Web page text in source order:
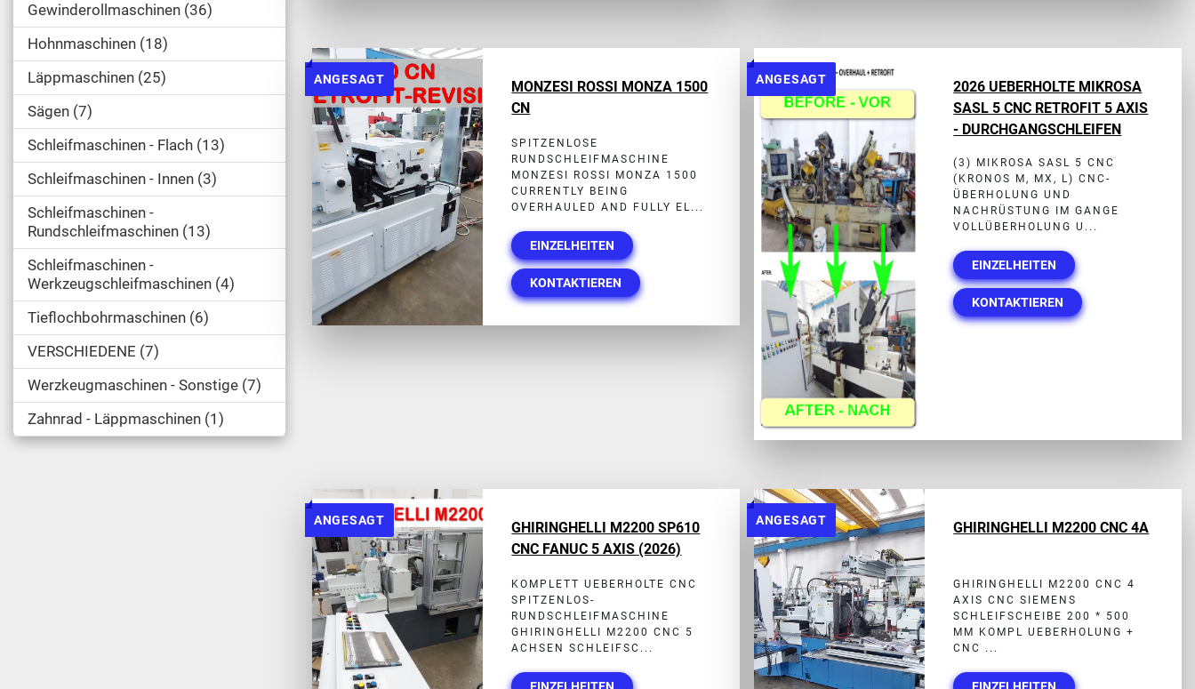
Gewinderollmaschinen 36
Hohnmaschinen 18
Läppmaschinen 25
Sägen 7
Schleifmaschinen - Flach 13
Schleifmaschinen - Innen 3
Schleifmaschinen -
Rundschleifmaschinen 13
Schleifmaschinen -
Werkzeugschleifmaschinen 4
Tieflochbohrmaschinen 6
VERSCHIEDENE 7
Werzkeugmaschinen - Sonstige 7
Zahnrad - Läppmaschinen 1
ANGESAGT
MONZESI ROSSI MONZA 1500
CN
SPITZENLOSE
RUNDSCHLEIFMASCHINE
MONZESI ROSSI MONZA 1500
CURRENTLY BEING
OVERHAULED AND FULLY EL...
EINZELHEITEN
KONTAKTIEREN
ANGESAGT
2026 UEBERHOLTE MIKROSA
SASL 5 CNC RETROFIT 5 AXIS
- DURCHGANGSCHLEIFEN
(3) MIKROSA SASL 5 CNC
(KRONOS M, MX, L) CNC-
ÜBERHOLUNG UND
NACHRÜSTUNG IM GANGE
VOLLÜBERHOLUNG U...
EINZELHEITEN
KONTAKTIEREN
ANGESAGT
GHIRINGHELLI M2200 SP610
CNC FANUC 5 AXIS (2026)
KOMPLETT UEBERHOLTE CNC
SPITZENLOS-
RUNDSCHLEIFMASCHINE
GHIRINGHELLI M2200 CNC 5
ACHSEN SCHLEIFSC...
EINZELHEITEN
ANGESAGT GHIRINGHELLI M2200 CNC 4A
GHIRINGHELLI M2200 CNC 4
AXIS CNC SIEMENS
SCHLEIFSCHEIBE 200 * 500
MM KOMPL UEBERHOLUNG +
CNC ...
EINZELHEITEN